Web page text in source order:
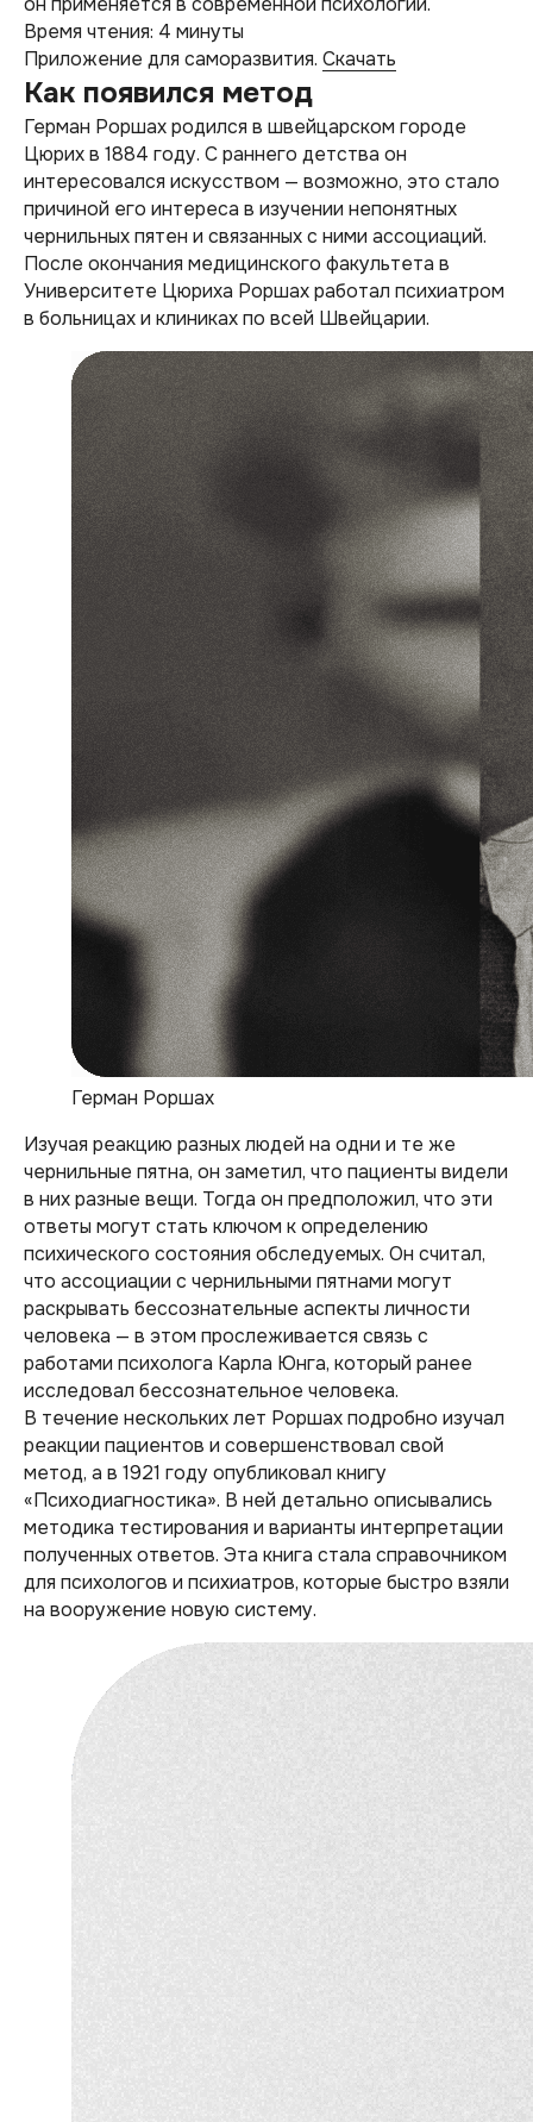
Время чтения: 4 минуты
Приложение для саморазвития. Скачать
Как появился метод
Герман Роршах родился в швейцарском городе
Цюрих в 1884 году. С раннего детства он
интересовался искусством — возможно, это стало
причиной его интереса в изучении непонятных
чернильных пятен и связанных с ними ассоциаций.
После окончания медицинского факультета в
Университете Цюриха Роршах работал психиатром
в больницах и клиниках по всей Швейцарии.
Герман Роршах
Изучая реакцию разных людей на одни и те же
чернильные пятна, он заметил, что пациенты видели
в них разные вещи. Тогда он предположил, что эти
ответы могут стать ключом к определению
психического состояния обследуемых. Он считал,
что ассоциации с чернильными пятнами могут
раскрывать бессознательные аспекты личности
человека — в этом прослеживается связь с
работами психолога Карла Юнга, который ранее
исследовал бессознательное человека.
В течение нескольких лет Роршах подробно изучал
реакции пациентов и совершенствовал свой
метод, а в 1921 году опубликовал книгу
«Психодиагностика». В ней детально описывались
методика тестирования и варианты интерпретации
полученных ответов. Эта книга стала справочником
для психологов и психиатров, которые быстро взяли
на вооружение новую систему.